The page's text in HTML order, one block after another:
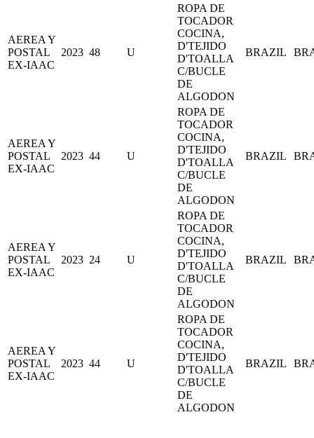
AEREA Y
POSTAL
EX-IAAC
2023 48 U
ROPA DE
TOCADOR
COCINA,
D'TEJIDO
D'TOALLA
C/BUCLE
DE
ALGODON
BRAZIL
AEREA Y
POSTAL
EX-IAAC
2023 44 U
ROPA DE
TOCADOR
COCINA,
D'TEJIDO
D'TOALLA
C/BUCLE
DE
ALGODON
BRAZIL
AEREA Y
POSTAL
EX-IAAC
2023 24 U
ROPA DE
TOCADOR
COCINA,
D'TEJIDO
D'TOALLA
C/BUCLE
DE
ALGODON
BRAZIL
AEREA Y
POSTAL
EX-IAAC
2023 44 U
ROPA DE
TOCADOR
COCINA,
D'TEJIDO
D'TOALLA
C/BUCLE
DE
ALGODON
BRAZIL